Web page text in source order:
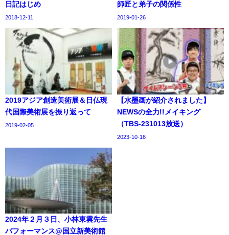
日記はじめ
2018-12-11
師匠と弟子の関係性
2019-01-26
2019アジア創造美術展＆日仏現
代国際美術展を振り返って
2019-02-05
【水墨画が紹介されました】
NEWSの全力!!メイキング
（TBS-231013放送）
2023-10-16
2024年２月３日、小林東雲先生
パフォーマンス@国立新美術館